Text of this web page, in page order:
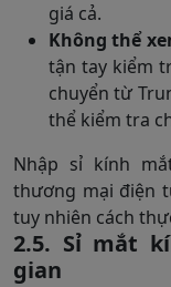
giá cả.
Không thể
tận tay kiểm
chuyển từ
thể kiểm tra
Nhập sỉ kính
thương mại điện
tuy nhiên cách
2.5. Sỉ mắt
gian